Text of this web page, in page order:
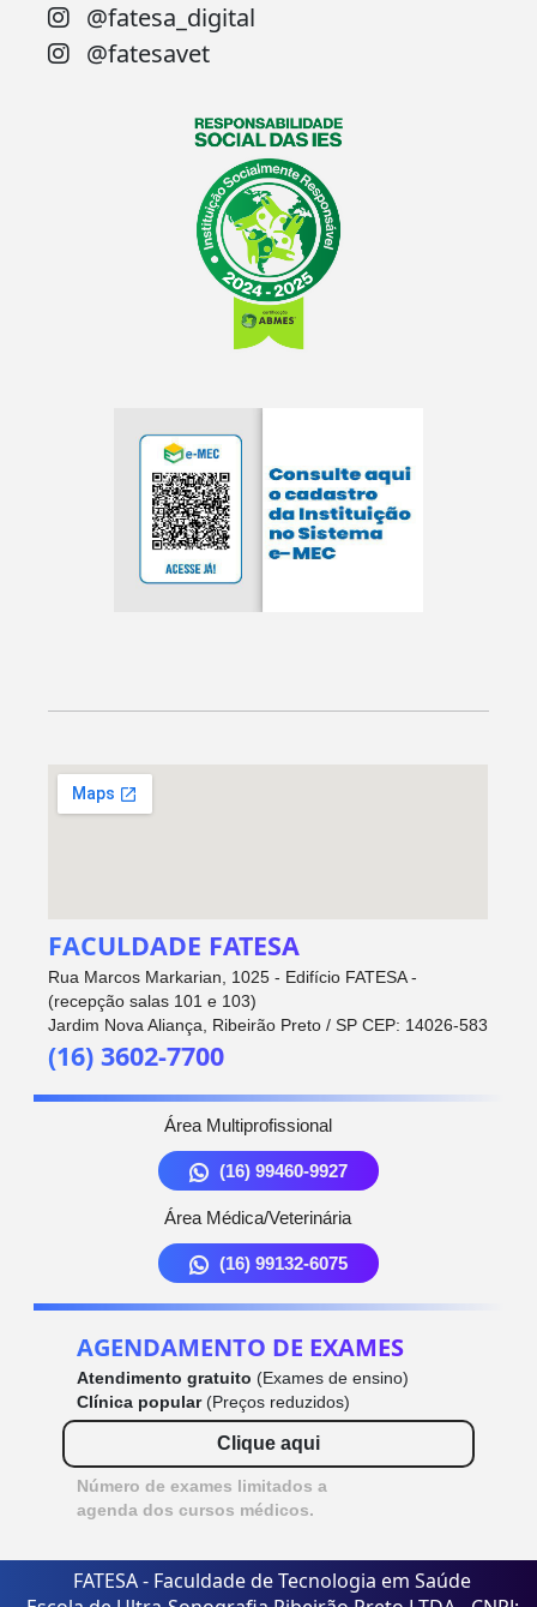
@fatesa_digital
@fatesavet
FACULDADE FATESA
Rua Marcos Markarian, 1025 - Edifício FATESA -
(recepção salas 101 e 103)
Jardim Nova Aliança, Ribeirão Preto / SP CEP: 14026-583
(16) 3602-7700
Área Multiprofissional
(16) 99460-9927
Área Médica/Veterinária
(16) 99132-6075
AGENDAMENTO DE EXAMES
Atendimento gratuito (Exames de ensino)
Clínica popular(Preços reduzidos)
Clique aqui
Número de exames limitados a
agenda dos cursos médicos.
FATESA - Faculdade de Tecnologia em Saúde